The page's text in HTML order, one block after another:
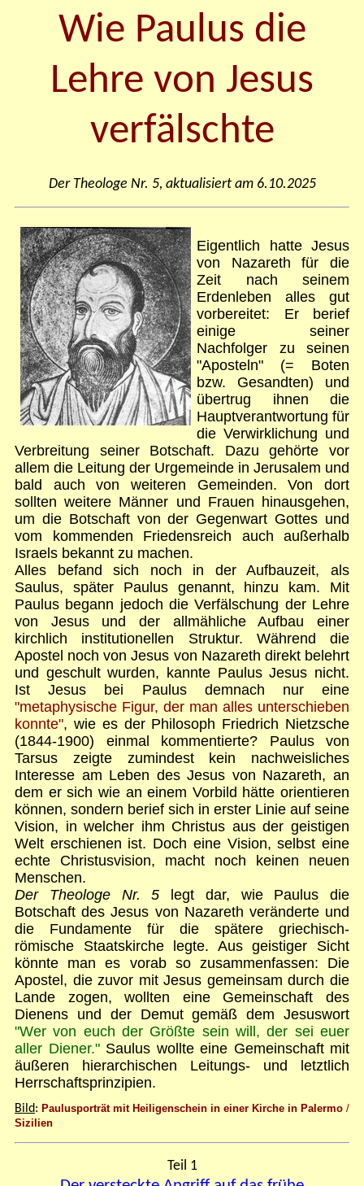
Wie Paulus die
Lehre von Jesus
verfälschte
Der Theologe Nr. 5, aktualisiert am 6.10.2025
Eigentlich hatte Jesus
von Nazareth für die
Zeit nach seinem
Erdenleben alles gut
vorbereitet: Er berief
einige seiner
Nachfolger zu seinen
"Aposteln" (= Boten
bzw. Gesandten) und
übertrug ihnen die
Hauptverantwortung für
die Verwirklichung und
Verbreitung seiner Botschaft. Dazu gehörte vor
allem die Leitung der Urgemeinde in Jerusalem und
bald auch von weiteren Gemeinden. Von dort
sollten weitere Männer und Frauen hinausgehen,
um die Botschaft von der Gegenwart Gottes und
vom kommenden Friedensreich auch außerhalb
Israels bekannt zu machen.
Alles befand sich noch in der Aufbauzeit, als
Saulus, später Paulus genannt, hinzu kam. Mit
Paulus begann jedoch die Verfälschung der Lehre
von Jesus und der allmähliche Aufbau einer
kirchlich institutionellen Struktur.
Während die
Apostel noch von Jesus von Nazareth direkt belehrt
und geschult wurden, kannte Paulus Jesus nicht.
Ist Jesus bei Paulus demnach nur eine
"metaphysische Figur, der man alles unterschieben
konnte", wie es der Philosoph Friedrich Nietzsche
(1844-1900) einmal kommentierte? Paulus von
Tarsus zeigte zumindest kein nachweisliches
Interesse am Leben des Jesus von Nazareth, an
dem er sich wie an einem Vorbild hätte orientieren
können, sondern berief sich in erster Linie auf seine
Vision, in welcher ihm Christus aus der geistigen
Welt erschienen ist. Doch eine Vision, selbst eine
echte Christusvision, macht noch keinen neuen
Menschen.
Der Theologe Nr. 5 legt dar, wie Paulus die
Botschaft des Jesus von Nazareth veränderte und
die Fundamente für die spätere griechisch-
römische Staatskirche legte. Aus geistiger Sicht
könnte man es vorab so zusammenfassen: Die
Apostel, die zuvor mit Jesus gemeinsam durch die
Lande zogen, wollten eine Gemeinschaft des
Dienens und der Demut gemäß dem Jesuswort
"Wer von euch der Größte sein will, der sei euer
aller Diener."Saulus wollte eine Gemeinschaft mit
äußeren hierarchischen Leitungs- und letztlich
Herrschaftsprinzipien.
Bild: Paulusporträt mit Heiligenschein in einer Kirche in Palermo /
Sizilien
Teil 1